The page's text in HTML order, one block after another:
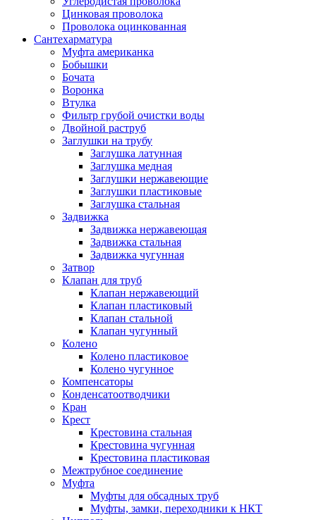
Цинковая проволока
Проволока оцинкованная
Сантехарматура
Муфта американка
Бобышки
Бочата
Воронка
Втулка
Фильтр грубой очистки воды
Двойной раструб
Заглушки на трубу
Заглушка латунная
Заглушка медная
Заглушки нержавеющие
Заглушки пластиковые
Заглушка стальная
Задвижка
Задвижка нержавеющая
Задвижка стальная
Задвижка чугунная
Затвор
Клапан для труб
Клапан нержавеющий
Клапан пластиковый
Клапан стальной
Клапан чугунный
Колено
Колено пластиковое
Колено чугунное
Компенсаторы
Конденсатоотводчики
Кран
Крест
Крестовина стальная
Крестовина чугунная
Крестовина пластиковая
Межтрубное соединение
Муфта
Муфты для обсадных труб
Муфты, замки, переходники к НКТ